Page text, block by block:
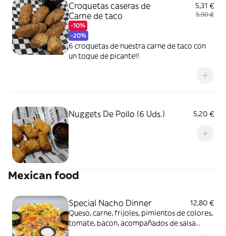
Croquetas caseras de
Carne de taco
-10%
-20%
5,31 €
5,90 €
6 croquetas de nuestra carne de taco con
un toque de picante!!
Nuggets De Pollo (6 Uds.) 5,20 €
Mexican food
Special Nacho Dinner
12,80 €
Queso, carne, frijoles, pimientos de colores,
tomate, bacon, acompañados de salsa